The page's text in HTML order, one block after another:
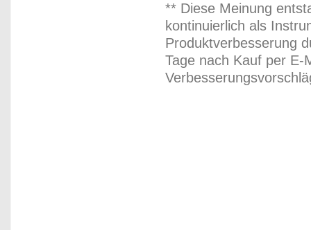
** Diese Meinung
kontinuierlich als
Produktverbesserung
Tage nach Kauf per E-